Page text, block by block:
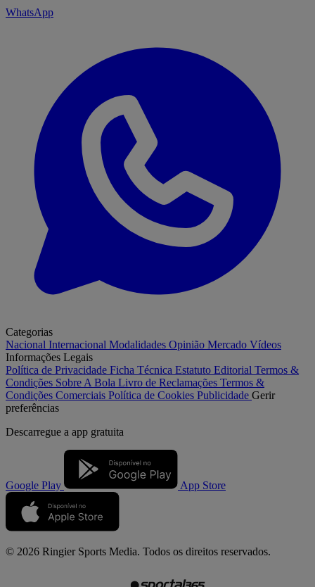
WhatsApp
Categorias
Nacional Internacional Modalidades Opinião Mercado Vídeos
Informações Legais
Política de Privacidade Ficha Técnica Estatuto Editorial Termos &
Condições Sobre A Bola Livro de Reclamações Termos &
Condições Comerciais Política de Cookies Publicidade Gerir
preferências
Descarregue a app gratuita
Google Play App Store
© 2026 Ringier Sports Media. Todos os direitos reservados.